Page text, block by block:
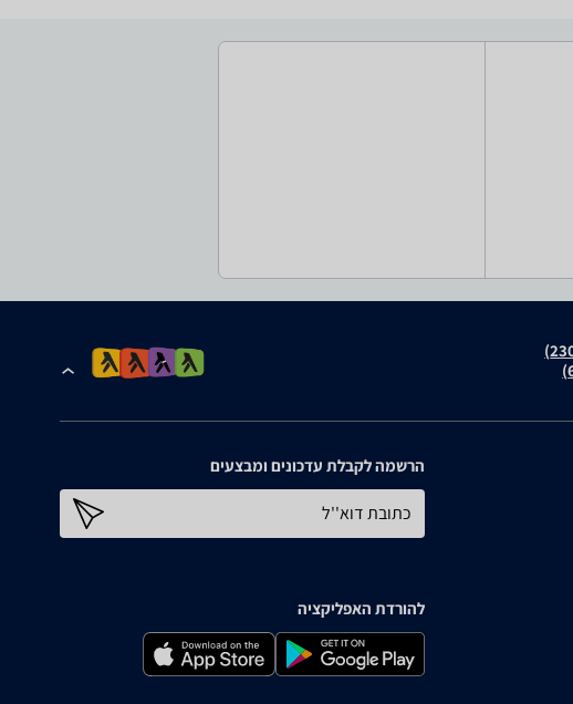
הרשמה לקבלת עדכונים ומבצעים
כתובת דוא''ל
להורדת האפליקציה